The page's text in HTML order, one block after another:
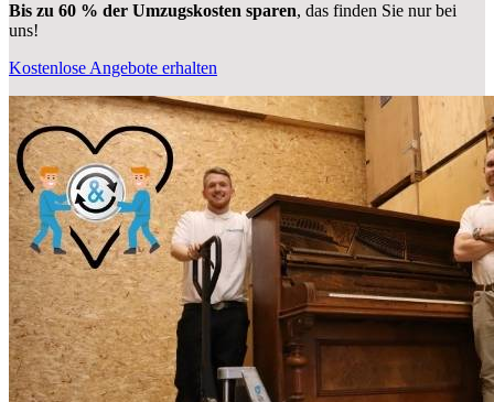
Bis zu 60 % der Umzugskosten sparen, das finden Sie nur bei
uns!
Kostenlose Angebote erhalten